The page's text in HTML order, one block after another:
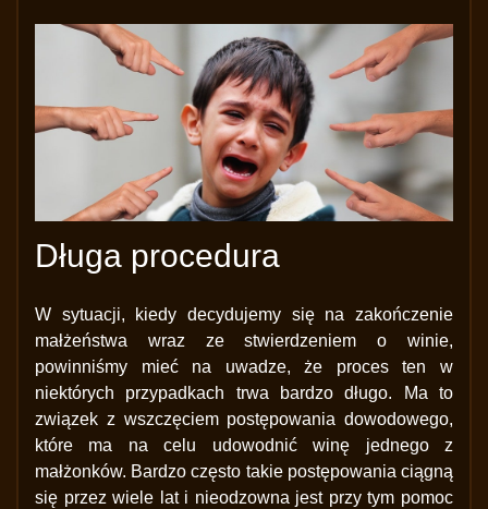
Długa procedura
W sytuacji, kiedy decydujemy się na zakończenie
małżeństwa wraz ze stwierdzeniem o winie,
powinniśmy mieć na uwadze, że proces ten w
niektórych przypadkach trwa bardzo długo. Ma to
związek z wszczęciem postępowania dowodowego,
które ma na celu udowodnić winę jednego z
małżonków. Bardzo często takie postępowania ciągną
się przez wiele lat i nieodzowna jest przy tym pomoc